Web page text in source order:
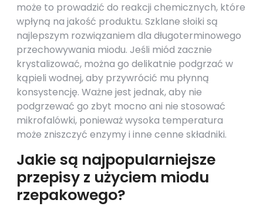
może to prowadzić do reakcji chemicznych, które
wpłyną na jakość produktu. Szklane słoiki są
najlepszym rozwiązaniem dla długoterminowego
przechowywania miodu. Jeśli miód zacznie
krystalizować, można go delikatnie podgrzać w
kąpieli wodnej, aby przywrócić mu płynną
konsystencję. Ważne jest jednak, aby nie
podgrzewać go zbyt mocno ani nie stosować
mikrofalówki, ponieważ wysoka temperatura
może zniszczyć enzymy i inne cenne składniki.
Jakie są najpopularniejsze
przepisy z użyciem miodu
rzepakowego?